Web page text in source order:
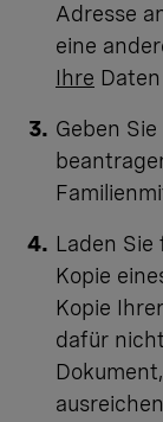
Adresse
eine
Ihre
Geben
Laden
Kopie
Kopie
dafür